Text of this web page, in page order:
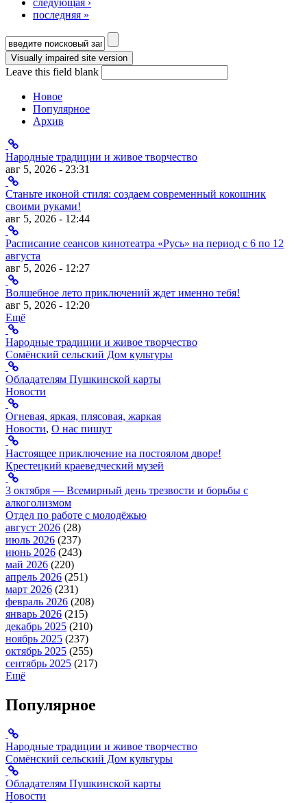
следующая ›
последняя »
Форма поиска
Leave this field blank
Новое
Популярное
Архив
Народные традиции и живое творчество
авг 5, 2026 - 23:31
Станьте иконой стиля: создаем современный кокошник
своими руками!
авг 5, 2026 - 12:44
Расписание сеансов кинотеатра «Русь» на период с 6 по 12
августа
авг 5, 2026 - 12:27
Волшебное лето приключений ждет именно тебя!
авг 5, 2026 - 12:20
Ещё
Народные традиции и живое творчество
Сомёнский сельский Дом культуры
Обладателям Пушкинской карты
Новости
Огневая, яркая, плясовая, жаркая
Новости, О нас пишут
Настоящее приключение на постоялом дворе!
Крестецкий краеведческий музей
3 октября — Всемирный день трезвости и борьбы с
алкоголизмом
Отдел по работе с молодёжью
август 2026 (28)
июль 2026 (237)
июнь 2026 (243)
май 2026 (220)
апрель 2026 (251)
март 2026 (231)
февраль 2026 (208)
январь 2026 (215)
декабрь 2025 (210)
ноябрь 2025 (237)
октябрь 2025 (255)
сентябрь 2025 (217)
Ещё
Популярное
Народные традиции и живое творчество
Сомёнский сельский Дом культуры
Обладателям Пушкинской карты
Новости